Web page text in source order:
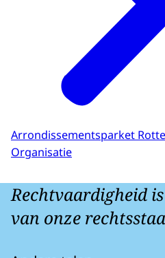
Arrondissementsparket
Organisatie
Rechtvaardigheid
van onze